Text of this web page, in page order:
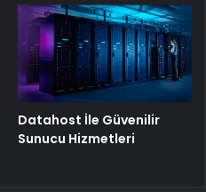
Datahost İle Güvenilir
Sunucu Hizmetleri